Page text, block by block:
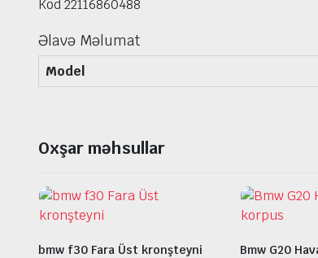
Kod 22116860488
Əlavə Məlumat
Model
Oxşar məhsullar
bmw f30 Fara Üst kronşteyni Bmw G20